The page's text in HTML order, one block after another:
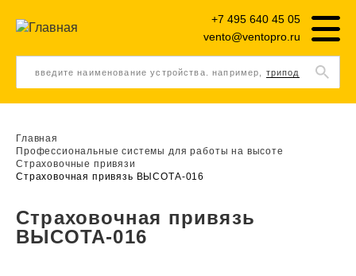
введите наименование устройства. например, трипод
vento@ventopro.ru
+7 495 640 45 05
Главная
Профессиональные системы для работы на высоте
Страховочные привязи
Страховочная привязь ВЫСОТА-016
Страховочная привязь
ВЫСОТА-016